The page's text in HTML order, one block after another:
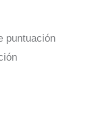
puntuación